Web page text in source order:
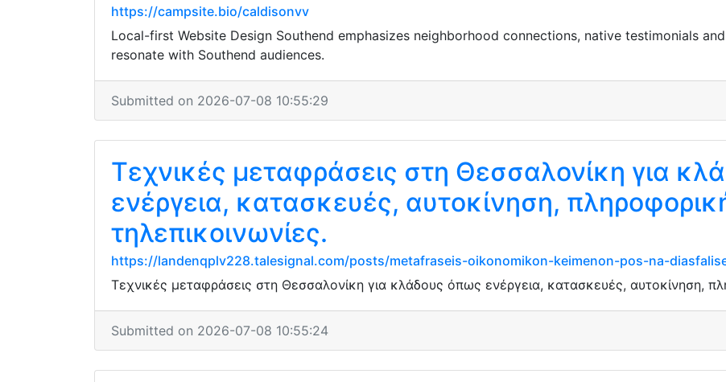
https://campsite.bio/caldisonvv
Local-first Website Design Southend emphasizes neighborhood connections, native testimonials
resonate with Southend audiences.
Submitted on 2026-07-08 10:55:29
Τεχνικές μεταφράσεις στη Θεσσαλονίκη για
ενέργεια, κατασκευές, αυτοκίνηση,
τηλεπικοινωνίες.
https://landenqplv228.talesignal.com/posts/metafraseis-oikonomikon-keimenon-pos-na-
Τεχνικές μεταφράσεις στη Θεσσαλονίκη για κλάδους όπως ενέργεια, κατασκευές, αυτοκίνηση,
Submitted on 2026-07-08 10:55:24